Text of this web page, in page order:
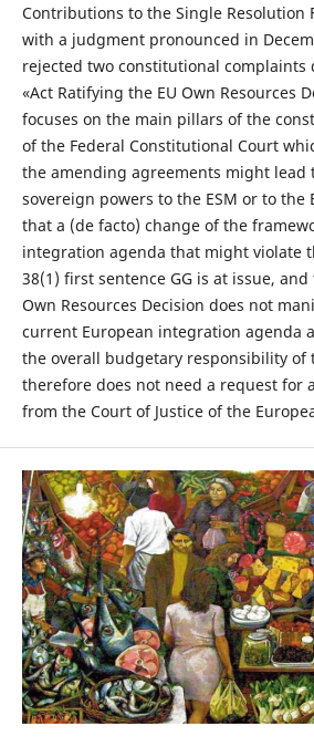
Contributions to the Single Resolution
with a judgment pronounced in
rejected two constitutional complaints
«Act Ratifying the EU Own Resources
focuses on the main pillars of the
of the Federal Constitutional Court
the amending agreements might lead
sovereign powers to the ESM or to the
that a (de facto) change of the
integration agenda that might violate
38(1) first sentence GG is at issue, and
Own Resources Decision does not
current European integration agenda
the overall budgetary responsibility of
therefore does not need a request for
from the Court of Justice of the